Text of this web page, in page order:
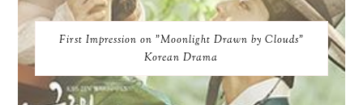
First Impression on "Moonlight Drawn by Clouds"
Korean Drama